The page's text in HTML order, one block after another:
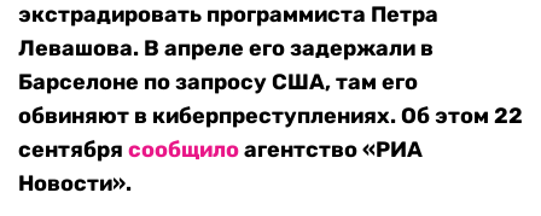
экстрадировать программиста Петра
Левашова. В апреле его задержали в
Барселоне по запросу США, там его
обвиняют в киберпреступлениях. Об этом 22
сентября сообщилоагентство «РИА
Новости».